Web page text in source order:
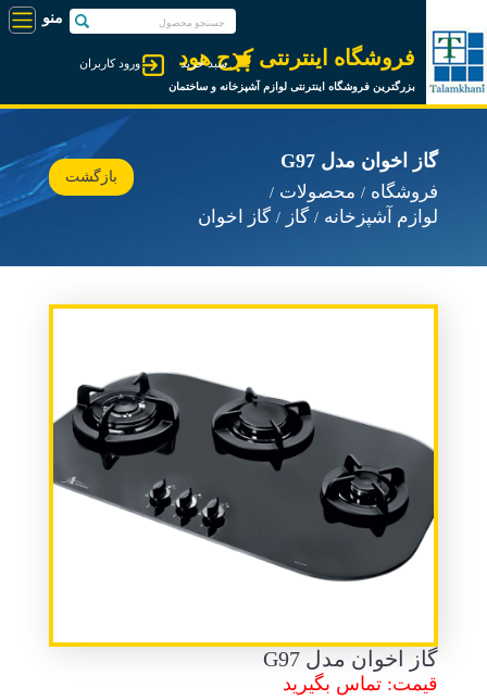
فروشگاه اینترنتی کرج هود
بزرگترین فروشگاه اینترنتی لوازم آشپزخانه و ساختمان
ورود کاربران سبد خرید
گاز اخوان مدل G97
فروشگاه
محصولات
لوازم آشپزخانه
گاز گاز اخوان
بازگشت
گاز اخوان مدل G97
قیمت: تماس بگیرید